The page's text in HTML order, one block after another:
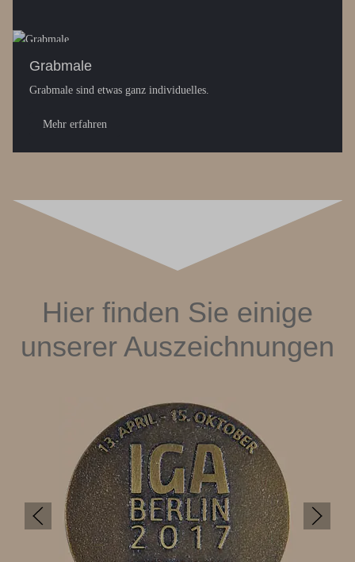
Grabmale
Grabmale sind etwas ganz individuelles.
Mehr erfahren
Hier finden Sie einige
unserer Auszeichnungen